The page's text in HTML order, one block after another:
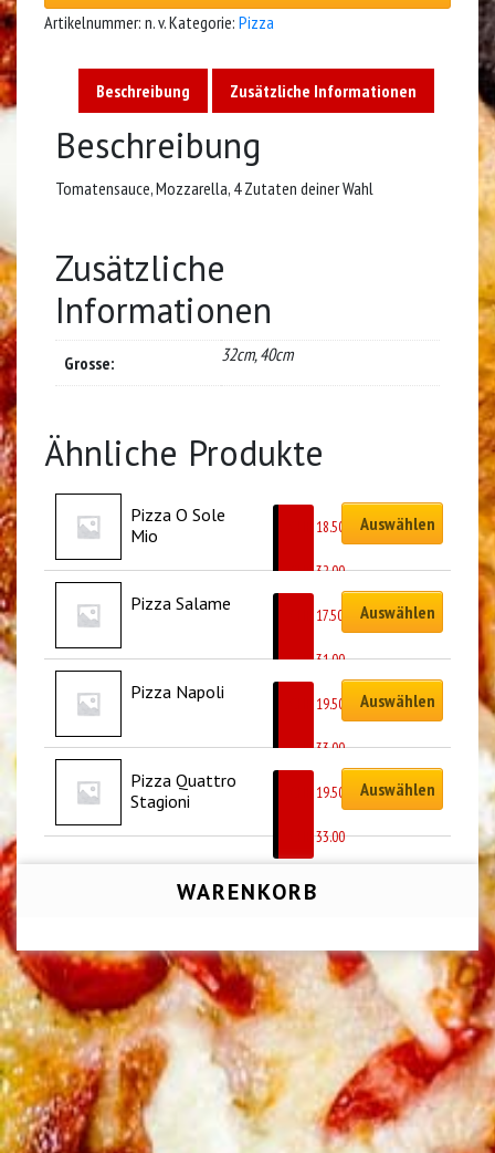
Artikelnummer: n. v.Kategorie: Pizza
Beschreibung Zusätzliche Informationen
Beschreibung
Tomatensauce, Mozzarella, 4 Zutaten deiner Wahl
Zusätzliche
Informationen
Grosse: 32cm, 40cm
Ähnliche Produkte
Pizza O Sole
Mio
18.50
CHF32.00
Auswählen
Pizza Salame
17.50
CHF31.00
Auswählen
Pizza Napoli
19.50
CHF33.00
Auswählen
Pizza Quattro
Stagioni
19.50
33.00
Auswählen
WARENKORB